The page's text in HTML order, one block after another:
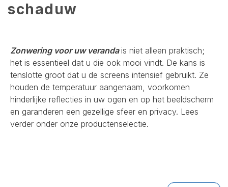
schaduw
Zonwering voor uw verandais niet alleen praktisch;
het is essentieel dat u die ook mooi vindt. De kans is
tenslotte groot dat u de screens intensief gebruikt. Ze
houden de temperatuur aangenaam, voorkomen
hinderlijke reflecties in uw ogen en op het beeldscherm
en garanderen een gezellige sfeer en privacy. Lees
verder onder onze productenselectie.